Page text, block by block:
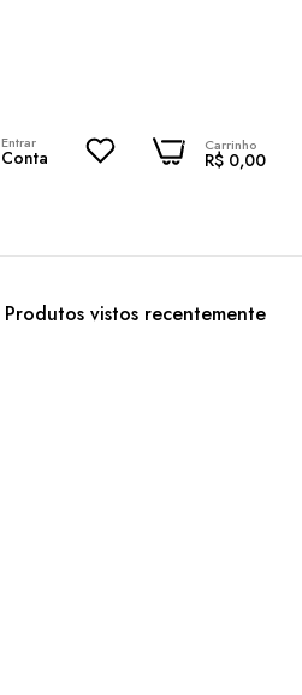
Entrar
Conta
0 Carrinho
R$ 0,00
0
Produtos vistos recentemente